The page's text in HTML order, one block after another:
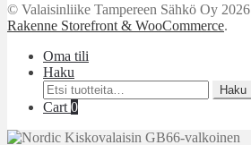
© Valaisinliike Tampereen Sähkö Oy 2026
Rakenne Storefront & WooCommerce.
Oma tili
Haku
Etsi:
Haku
Cart 0